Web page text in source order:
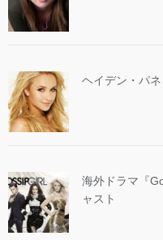
ヘイデン・パ
海外ドラマ『
ャスト